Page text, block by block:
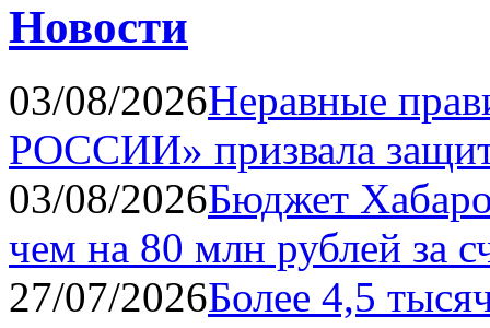
Новости
03/08/2026Неравные
РОССИИ» призвала
03/08/2026Бюджет
чем на 80 млн рублей за
27/07/2026Более 4,5